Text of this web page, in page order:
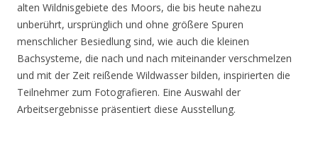
alten Wildnisgebiete des Moors, die bis heute nahezu
unberührt, ursprünglich und ohne größere Spuren
menschlicher Besiedlung sind, wie auch die kleinen
Bachsysteme, die nach und nach miteinander verschmelzen
und mit der Zeit reißende Wildwasser bilden, inspirierten die
Teilnehmer zum Fotografieren. Eine Auswahl der
Arbeitsergebnisse präsentiert diese Ausstellung.